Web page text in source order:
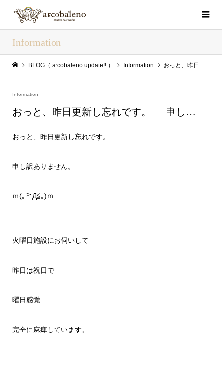
Information
BLOG（ arcobaleno update!! ） Information おっと、昨日更新し忘れです。 申し…
Information
おっと、昨日更新し忘れです。 申し…
おっと、昨日更新し忘れです。
申し訳ありません。
ｍ(｡≧Д≦｡)ｍ
火曜日施設にお伺いして
昨日は祝日で
曜日感覚
完全に麻痺しています。